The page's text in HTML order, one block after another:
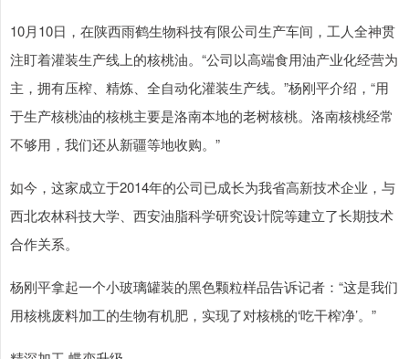
10月10日，在陕西雨鹤生物科技有限公司生产车间，工人全神贯
注盯着灌装生产线上的核桃油。“公司以高端食用油产业化经营为
主，拥有压榨、精炼、全自动化灌装生产线。”杨刚平介绍，“用
于生产核桃油的核桃主要是洛南本地的老树核桃。洛南核桃经常
不够用，我们还从新疆等地收购。”
如今，这家成立于2014年的公司已成长为我省高新技术企业，与
西北农林科技大学、西安油脂科学研究设计院等建立了长期技术
合作关系。
杨刚平拿起一个小玻璃罐装的黑色颗粒样品告诉记者：“这是我们
用核桃废料加工的生物有机肥，实现了对核桃的‘吃干榨净’。”